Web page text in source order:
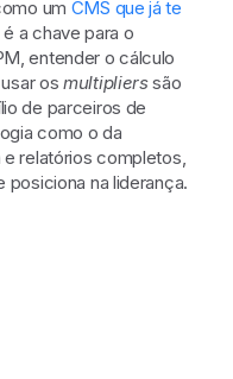
um CMS que já te
é a chave para o
entender o cálculo
osmultiplierssão
de parceiros de
como o da
relatórios completos,
posiciona na liderança.